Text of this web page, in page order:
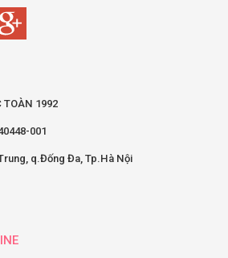
TOÀN 1992
001
q.Đống Đa, Tp.Hà Nội